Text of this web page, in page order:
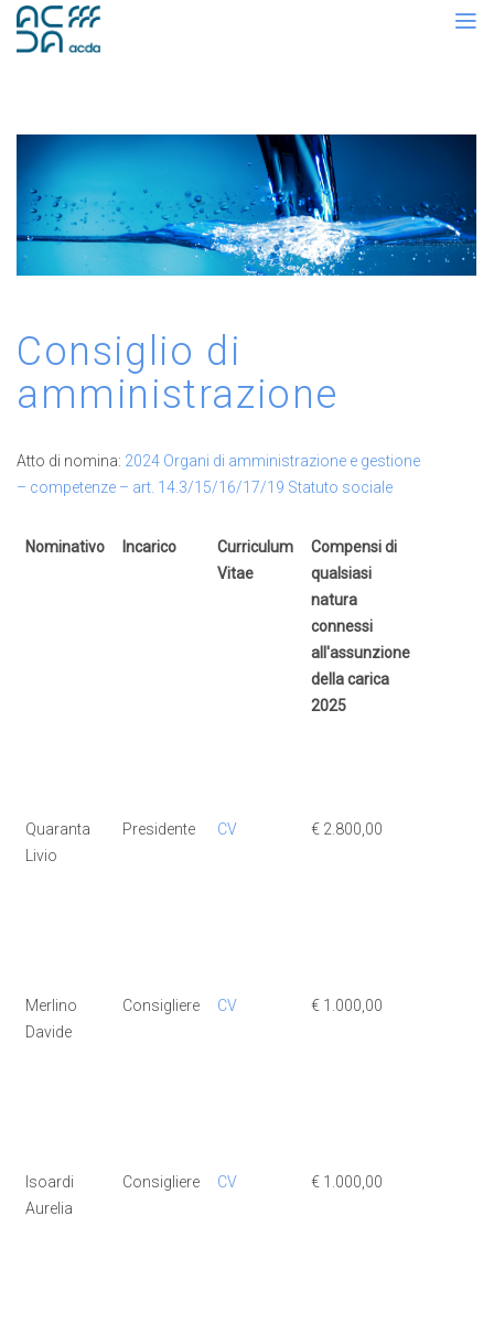
Consiglio di
amministrazione
Atto di nomina: 2024 Organi di amministrazione e gestione
– competenze – art. 14.3/15/16/17/19 Statuto sociale
Nominativo Incarico
Curriculum
Vitae
Compensi di
qualsiasi
natura
connessi
all'assunzione
della carica
2025
Nominativo Incarico
Curriculum
Compensi di
Quaranta
Livio
Presidente CV € 2.800,00
Merlino
Davide
Consigliere CV € 1.000,00
Isoardi
Aurelia
Consigliere CV € 1.000,00